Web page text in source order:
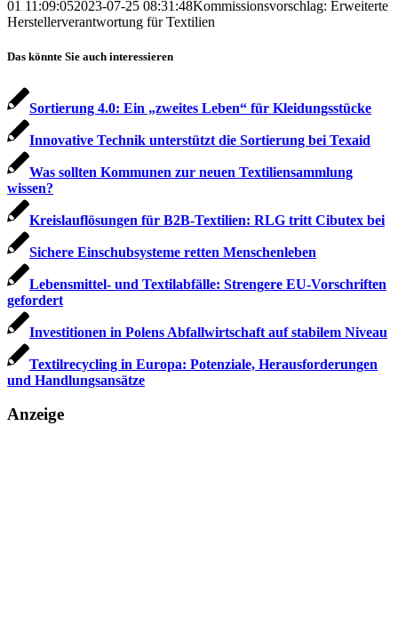
01 11:09:052023-07-25 08:31:48Kommissionsvorschlag: Erweiterte
Herstellerverantwortung für Textilien
Das könnte Sie auch interessieren
Sortierung 4.0: Ein „zweites Leben“ für Kleidungsstücke
Innovative Technik unterstützt die Sortierung bei Texaid
Was sollten Kommunen zur neuen Textilien­sammlung
wissen?
Kreislauflösungen für B2B-Textilien: RLG tritt Cibutex bei
Sichere Einschubsysteme retten Menschenleben
Lebensmittel- und Textilabfälle: Strengere EU-Vorschriften
gefordert
Investitionen in Polens Abfallwirtschaft auf stabilem Niveau
Textilrecycling in Europa: Potenziale, Herausforderungen
und Handlungsansätze
Anzeige